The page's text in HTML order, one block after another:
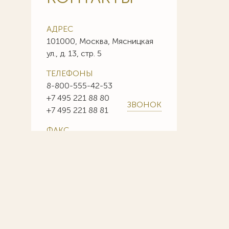
АДРЕС
101000, Москва, Мясницкая
ул., д. 13, стр. 5
ТЕЛЕФОНЫ
8-800-555-42-53
+7 495 221 88 80
+7 495 221 88 81
ЗВОНОК
ФАКС